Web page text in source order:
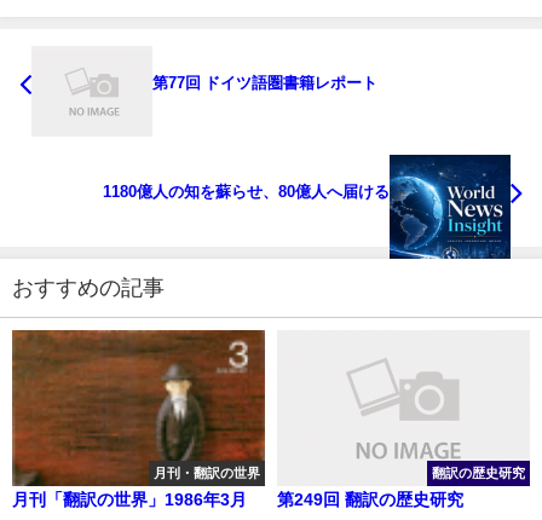
第77回 ドイツ語圏書籍レポート
1180億人の知を蘇らせ、80億人へ届ける
おすすめの記事
月刊・翻訳の世界
月刊「翻訳の世界」1986年3月
翻訳の歴史研究
第249回 翻訳の歴史研究